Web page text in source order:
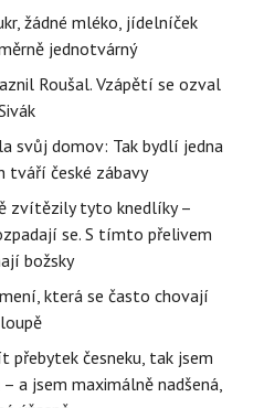
žádné mléko, jídelníček
jednotvárný
Roušal. Vzápětí se ozval
svůj domov: Tak bydlí jedna
tváří české zábavy
zvítězily tyto knedlíky –
se. S tímto přelivem
božsky
která se často chovají
přebytek česneku, tak jsem
a jsem maximálně nadšená,